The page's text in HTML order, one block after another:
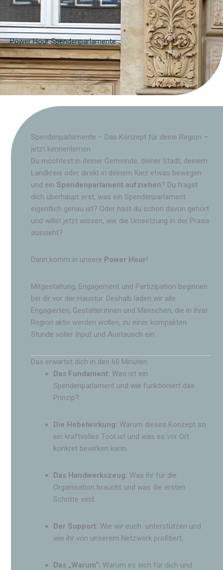
Zum
springen
Power Hour Spendenparlamente
Spendenparlamente – Das Konzept für deine Region –
jetzt kennenlernen
Du möchtest in deiner Gemeinde, deiner Stadt, deinem
Landkreis oder direkt in deinem Kiez etwas bewegen
und ein Spendenparlament aufziehen? Du fragst
dich überhaupt erst, was ein Spendenparlament
eigentlich genau ist? Oder hast du schon davon gehört
und willst jetzt wissen, wie die Umsetzung in der Praxis
aussieht?
Dann komm in unsere Power Hour!
Mitgestaltung, Engagement und Partizipation beginnen
bei dir vor der Haustür. Deshalb laden wir alle
Engagierten, Gestalter:innen und Menschen, die in ihrer
Region aktiv werden wollen, zu einer kompakten
Stunde voller Input und Austausch ein.
Das erwartet dich in den 60 Minuten:
Das Fundament: Was ist ein
Spendenparlament und wie funktioniert das
Prinzip?
Die Hebelwirkung: Warum dieses Konzept so
ein kraftvolles Tool ist und was es vor Ort
konkret bewirken kann.
Das Handwerkszeug: Was ihr für die
Organisation braucht und was die ersten
Schritte sind.
Der Support: Wie wir euch unterstützen und
wie ihr von unserem Netzwerk profitiert.
Das „Warum“: Warum es sich für dich und